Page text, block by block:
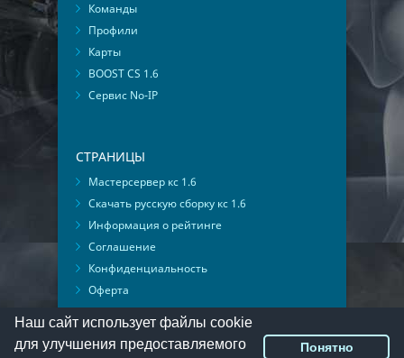
Команды
Профили
Карты
BOOST CS 1.6
Сервис No-IP
СТРАНИЦЫ
Мастерсервер кс 1.6
Скачать русскую сборку кс 1.6
Информация о рейтинге
Соглашение
Конфиденциальность
Оферта
Мониторинг ВКонтакте
Наш сайт использует файлы cookie
для улучшения предоставляемого
Понятно